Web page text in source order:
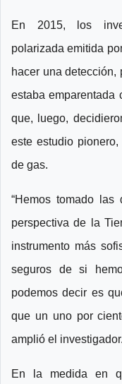
En 2015, los
polarizada emitida
hacer una detección,
estaba emparentada
que, luego,
este estudio
de gas.
“Hemos tomado
perspectiva de la
instrumento más
seguros de si
podemos decir es
que un uno por
amplió el investigador.
En la medida en